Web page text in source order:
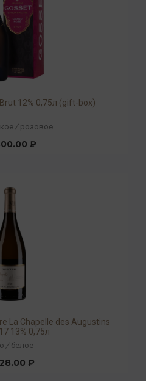
12% 0,75л (gift-box)
/ розовое
₽
La Chapelle des Augustins
13% 0,75л
/ белое
₽